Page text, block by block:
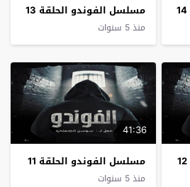
مسلسل الفوندو الحلقة 13
منذ 5 سنوات
41:36
مسلسل الفوندو الحلقة 11
منذ 5 سنوات